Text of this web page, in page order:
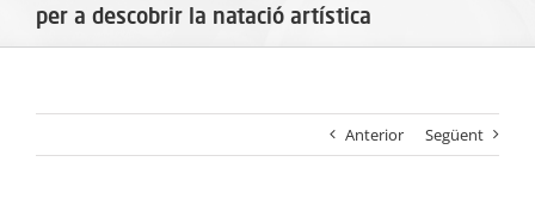
CLUB
per a descobrir la natació artística
Anterior Següent